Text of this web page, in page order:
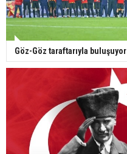
Göz-Göz taraftarıyla buluşuyor